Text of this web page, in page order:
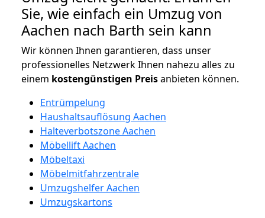
Sie, wie einfach ein Umzug von
Aachen nach Barth sein kann
Wir können Ihnen garantieren, dass unser
professionelles Netzwerk Ihnen nahezu alles zu
einem kostengünstigen Preisanbieten können.
Entrümpelung
Haushaltsauflösung Aachen
Halteverbotszone Aachen
Möbellift Aachen
Möbeltaxi
Möbelmitfahrzentrale
Umzugshelfer Aachen
Umzugskartons